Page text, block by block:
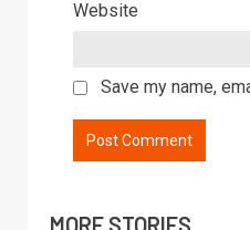
Website
Save my name,
MORE STORIES